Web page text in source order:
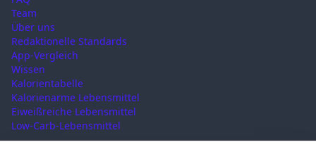
Team
Über uns
Redaktionelle Standards
App-Vergleich
Wissen
Kalorientabelle
Kalorienarme Lebensmittel
Eiweißreiche Lebensmittel
Low-Carb-Lebensmittel